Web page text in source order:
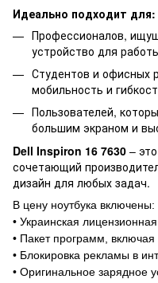
Идеально подходит для:
Профессионалов,
устройство для
Студентов и офисных
мобильность и
Пользователей,
большим экраном и
Dell Inspiron 16 7630 –
сочетающий
дизайн для любых задач.
В цену ноутбука включены:
• Украинская
• Пакет программ,
• Блокировка рекламы в
• Оригинальное зарядное